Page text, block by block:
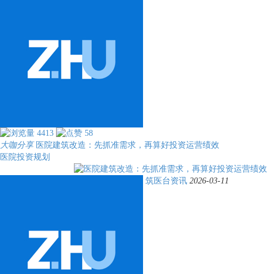
4413
58
大咖分享医院建筑改造：先抓准需求，再算好投资运营绩效
医院投资规划
筑医台资讯 2026-03-11